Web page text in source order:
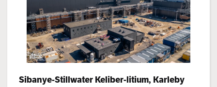
Sibanye-Stillwater Keliber-litium, Karleby
Project types: